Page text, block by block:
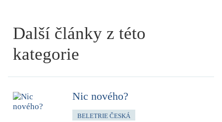
Další články z této
kategorie
Nic nového?
BELETRIE ČESKÁ